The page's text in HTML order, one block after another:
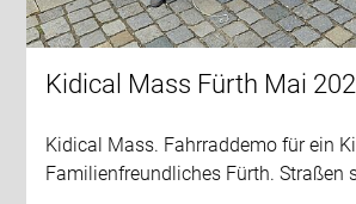
Kidical Mass Fürth Mai
Kidical Mass. Fahrraddemo für ein
Familienfreundliches Fürth. Straßen